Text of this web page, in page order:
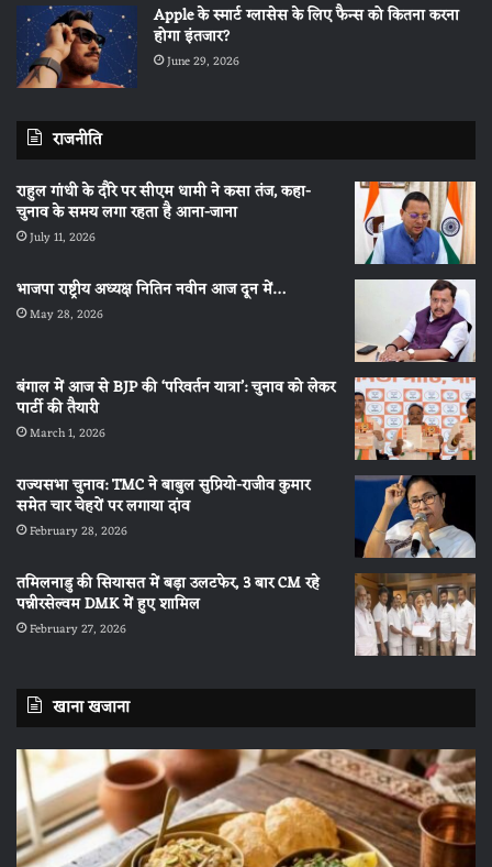
Apple के स्मार्ट ग्लासेस के लिए फैन्स को कितना करना
होगा इंतजार?
June 29, 2026
राजनीति
राहुल गांधी के दौरे पर सीएम धामी ने कसा तंज, कहा-
चुनाव के समय लगा रहता है आना-जाना
July 11, 2026
भाजपा राष्ट्रीय अध्यक्ष नितिन नवीन आज दून में…
May 28, 2026
बंगाल में आज से BJP की ‘परिवर्तन यात्रा’: चुनाव को लेकर
पार्टी की तैयारी
March 1, 2026
राज्यसभा चुनाव: TMC ने बाबुल सुप्रियो-राजीव कुमार
समेत चार चेहरों पर लगाया दांव
February 28, 2026
तमिलनाडु की सियासत में बड़ा उलटफेर, 3 बार CM रहे
पन्नीरसेल्वम DMK में हुए शामिल
February 27, 2026
खाना खजाना